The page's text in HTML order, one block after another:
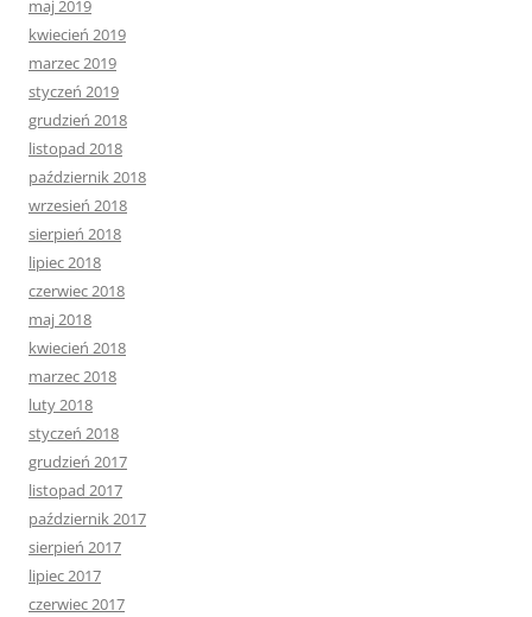
maj 2019
kwiecień 2019
marzec 2019
styczeń 2019
grudzień 2018
listopad 2018
październik 2018
wrzesień 2018
sierpień 2018
lipiec 2018
czerwiec 2018
maj 2018
kwiecień 2018
marzec 2018
luty 2018
styczeń 2018
grudzień 2017
listopad 2017
październik 2017
sierpień 2017
lipiec 2017
czerwiec 2017